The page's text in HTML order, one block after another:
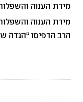
מידת הענוה
מידת הענוה
הרב הדפיסו “הגדה